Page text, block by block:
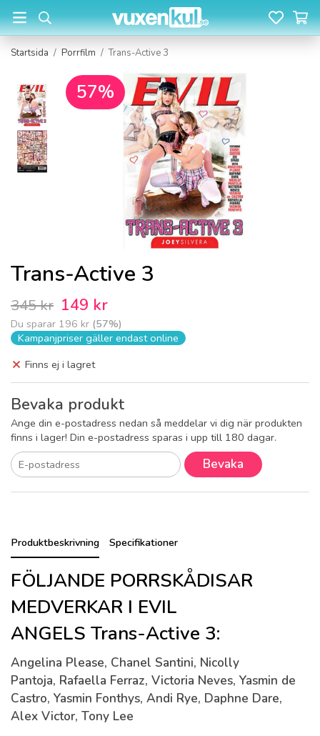
Startsida / Porrfilm / Trans-Active 3
57%
Trans-Active 3
345 kr 149 kr
Du sparar 196 kr (57%)
Kampanjpriser gäller endast online
Finns ej i lagret
Bevaka produkt
Ange din e-postadress nedan så meddelar vi dig när produkten
finns i lager! Din e-postadress sparas i upp till 180 dagar.
Bevaka
Produktbeskrivning Specifikationer
FÖLJANDE PORRSKÅDISAR
MEDVERKAR I EVIL
ANGELS Trans-Active 3:
Angelina Please, Chanel Santini, Nicolly
Pantoja, Rafaella Ferraz, Victoria Neves, Yasmin de
Castro, Yasmin Fonthys, Andi Rye, Daphne Dare,
Alex Victor, Tony Lee